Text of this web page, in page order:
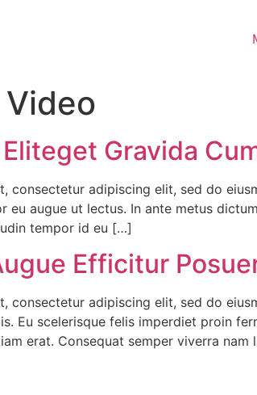
Video
Gravida
consectetur adipiscing elit, sed do
eu augue ut lectus. In ante metus
tempor id eu […]
Efficitur
consectetur adipiscing elit, sed do
Eu scelerisque felis imperdiet proin
erat. Consequat semper viverra